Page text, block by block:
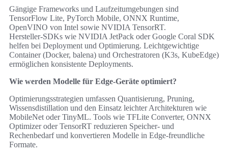
Gängige Frameworks und Laufzeitumgebungen sind
TensorFlow Lite, PyTorch Mobile, ONNX Runtime,
OpenVINO von Intel sowie NVIDIA TensorRT.
Hersteller‑SDKs wie NVIDIA JetPack oder Google Coral SDK
helfen bei Deployment und Optimierung. Leichtgewichtige
Container (Docker, balena) und Orchestratoren (K3s, KubeEdge)
ermöglichen konsistente Deployments.
Wie werden Modelle für Edge-Geräte optimiert?
Optimierungsstrategien umfassen Quantisierung, Pruning,
Wissensdistillation und den Einsatz leichter Architekturen wie
MobileNet oder TinyML. Tools wie TFLite Converter, ONNX
Optimizer oder TensorRT reduzieren Speicher- und
Rechenbedarf und konvertieren Modelle in Edge‑freundliche
Formate.